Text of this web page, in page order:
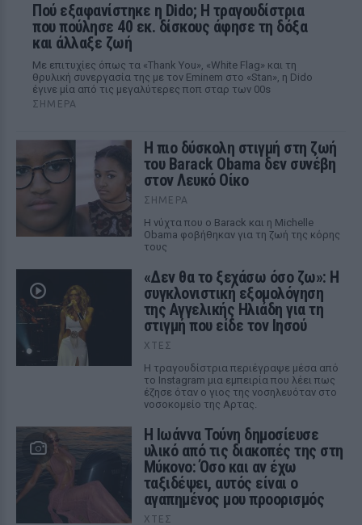
Πού εξαφανίστηκε η Dido; Η τραγουδίστρια
που πούλησε 40 εκ. δίσκους άφησε τη δόξα
και άλλαξε ζωή
Με επιτυχίες όπως τα «Thank You», «White Flag» και τη
θρυλική συνεργασία της με τον Eminem στο «Stan», η Dido
έγινε μία από τις μεγαλύτερες ποπ σταρ των 00s
ΣΉΜΕΡΑ
Η πιο δύσκολη στιγμή στη ζωή
του Barack Obama δεν συνέβη
στον Λευκό Οίκο
ΣΉΜΕΡΑ
Η νύχτα που ο Barack και η Michelle
Obama φοβήθηκαν για τη ζωή της κόρης
τους
«Δεν θα το ξεχάσω όσο ζω»: Η
συγκλονιστική εξομολόγηση
της Αγγελικής Ηλιάδη για τη
στιγμή που είδε τον Ιησού
ΧΤΕΣ
Η τραγουδίστρια περιέγραψε μέσα από
το Instagram μια εμπειρία που λέει πως
έζησε όταν ο γιος της νοσηλευόταν στο
νοσοκομείο της Αρτας.
Η Ιωάννα Τούνη δημοσίευσε
υλικό από τις διακοπές της στη
Μύκονο: Όσο και αν έχω
ταξιδέψει, αυτός είναι ο
αγαπημένος μου προορισμός
ΧΤΕΣ